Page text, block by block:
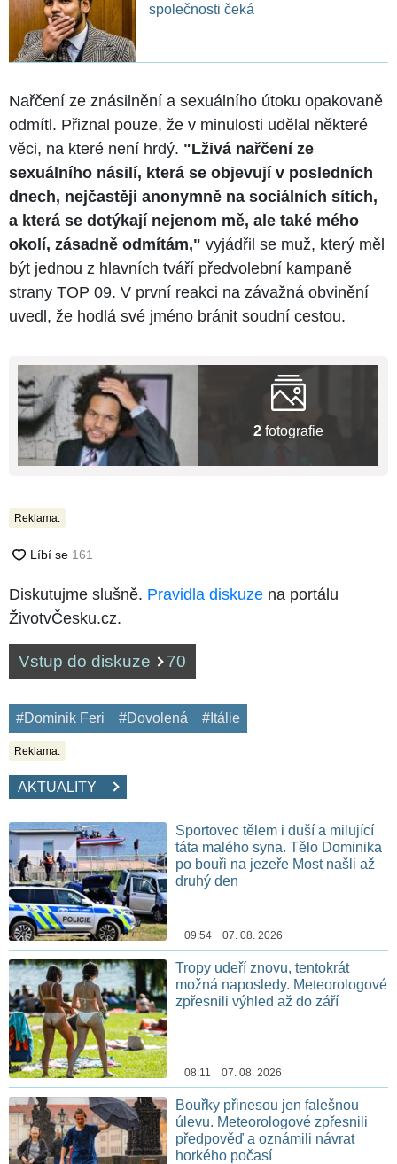
společnosti čeká
Nařčení ze znásilnění a sexuálního útoku opakovaně
odmítl. Přiznal pouze, že v minulosti udělal některé
věci, na které není hrdý. "Lživá nařčení ze
sexuálního násilí, která se objevují v posledních
dnech, nejčastěji anonymně na sociálních sítích,
a která se dotýkají nejenom mě, ale také mého
okolí, zásadně odmítám," vyjádřil se muž, který měl
být jednou z hlavních tváří předvolební kampaně
strany TOP 09. V první reakci na závažná obvinění
uvedl, že hodlá své jméno bránit soudní cestou.
2 fotografie
Reklama:
Diskutujme slušně. Pravidla diskuze na portálu
ŽivotvČesku.cz.
Vstup do diskuze 70
#Dominik Feri #Dovolená #Itálie
Reklama:
AKTUALITY
Sportovec tělem i duší a milující
táta malého syna. Tělo Dominika
po bouři na jezeře Most našli až
druhý den
09:54 07. 08. 2026
Tropy udeří znovu, tentokrát
možná naposledy. Meteorologové
zpřesnili výhled až do září
08:11 07. 08. 2026
Bouřky přinesou jen falešnou
úlevu. Meteorologové zpřesnili
předpověď a oznámili návrat
horkého počasí